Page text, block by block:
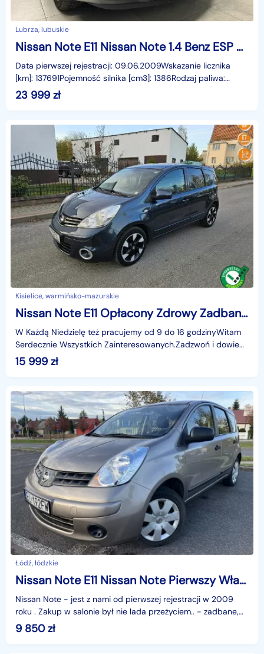
Lubrza, lubuskie
Nissan Note E11 Nissan Note 1.4 Benz ESP Zadbany Rej PL Gwarancja
Data pierwszej rejestracji: 09.06.2009Wskazanie licznika
[km]: 137691Pojemność silnika [cm3]: 1386Rodzaj paliwa:
BenzynaMoc [KM]: 88Manualna skrzynia biegówStan
23 999 zł
Kisielice, warmińsko-mazurskie
Nissan Note E11 Opłacony Zdrowy Zadbany Serwisowany LIFT 1 WŁ Po Serwisie
W Każdą Niedzielę też pracujemy od 9 do 16 godzinyWitam
Serdecznie Wszystkich Zainteresowanych.Zadzwoń i dowiedz
się wszystkiego na temat tego pojazdu który cię
15 999 zł
Łódź, łódzkie
Nissan Note E11 Nissan Note Pierwszy Właściciel Salon Polska
Nissan Note - jest z nami od pierwszej rejestracji w 2009
roku . Zakup w salonie był nie lada przeżyciem.. - zadbane,
serwisowane, gotowe do jazdy, małe i pojem
9 850zł